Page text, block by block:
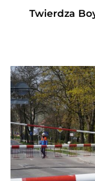
Twierdza